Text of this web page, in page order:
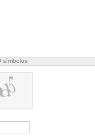
símbolos